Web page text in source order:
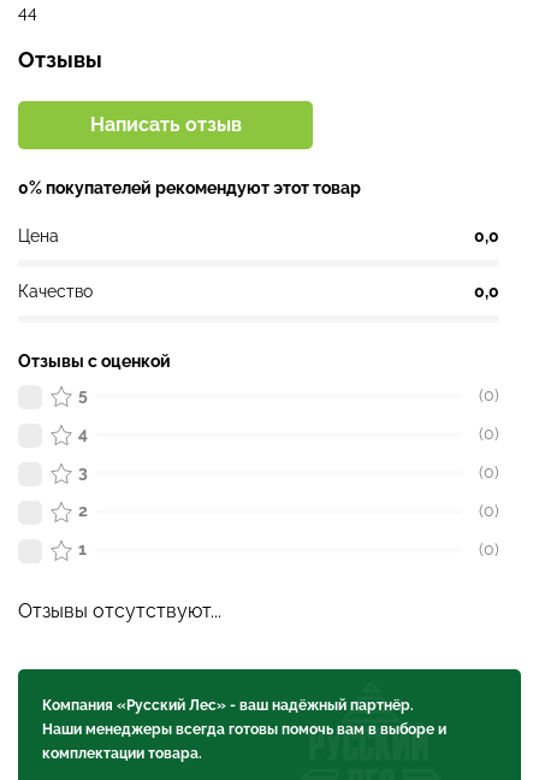
44
Отзывы
Написать отзыв
0% покупателей рекомендуют этот товар
Цена 0,0
Качество 0,0
Отзывы с оценкой
5
(0)
4
(0)
3
(0)
2
(0)
1
(0)
Отзывы отсутствуют...
Компания «Русский Лес» - ваш надёжный партнёр.
Наши менеджеры всегда готовы помочь вам в выборе и
комплектации товара.